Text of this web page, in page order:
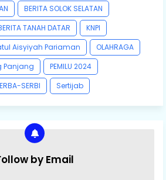
BERITA SOLOK SELATAN
TANAH DATAR
KNPI
Aisyiyah Pariaman
OLAHRAGA
Panjang
PEMILU 2024
SERBI Sertijab
by Email